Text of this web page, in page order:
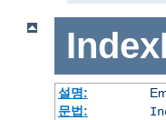
설명:
문법: